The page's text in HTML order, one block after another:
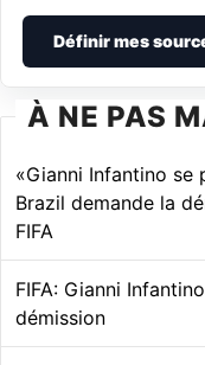
Définir mes
À NE PAS
«Gianni Infantino se
Brazil demande la
FIFA
FIFA: Gianni
démission